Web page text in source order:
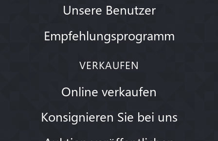
Unsere Benutzer
Empfehlungsprogramm
VERKAUFEN
Online verkaufen
Konsignieren Sie bei uns